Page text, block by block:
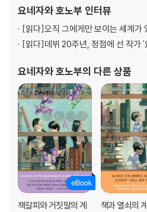
상 후보와 제10회 본격 미스터리 대상
요네자와 호노부 인터뷰
[읽다]오직 그에게만 보이는 세계가
[읽다]데뷔 20주년, 정점에 선 작가
요네자와 호노부의 다른 상품
책갈피와 거짓말의 계
책과 열쇠의